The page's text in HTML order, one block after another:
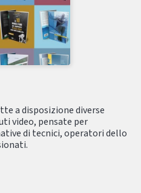
a disposizione diverse
video, pensate per
di tecnici, operatori dello